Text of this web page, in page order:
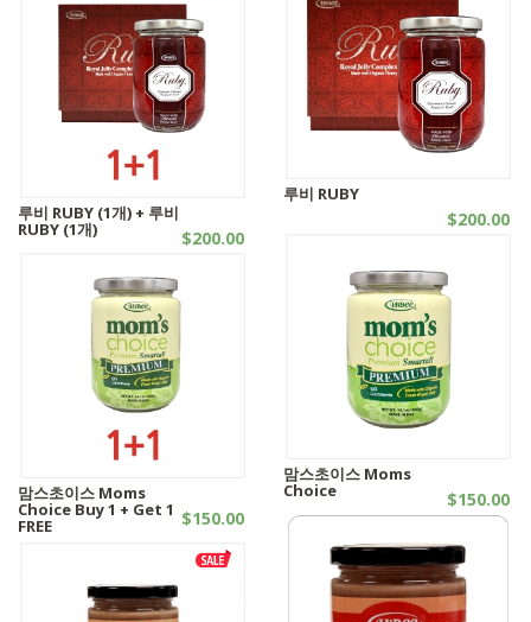
루비 RUBY
$200.00
루비 RUBY (1개) + 루비
RUBY (1개) $200.00
맘스초이스 Moms
Choice $150.00
로얄젤리 | 유기농제품
맘스초이스 Moms
Choice Buy 1 + Get 1
FREE $150.00